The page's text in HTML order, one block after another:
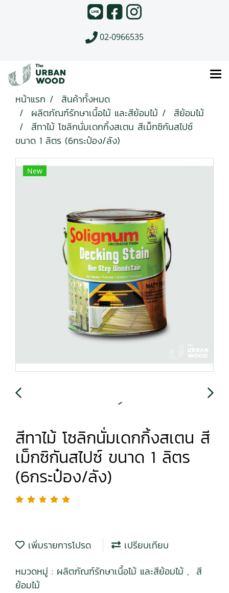
02-0966535
หน้าแรก
สินค้าทั้งหมด
ผลิตภัณฑ์รักษาเนื้อไม้ และสีย้อมไม้
สีย้อมไม้
สีทาไม้ โซลิกนั่มเดกกิ้งสเตน สีเม็กซิกันสไปซ์
ขนาด 1 ลิตร (6กระป๋อง/ลัง)
New
สีทาไม้ โซลิกนั่มเดกกิ้งสเตน สี
เม็กซิกันสไปซ์ ขนาด 1 ลิตร
(6กระป๋อง/ลัง)
เพิ่มรายการโปรด
เปรียบเทียบ
หมวดหมู่ : ผลิตภัณฑ์รักษาเนื้อไม้ และสีย้อมไม้ , สี
ย้อมไม้